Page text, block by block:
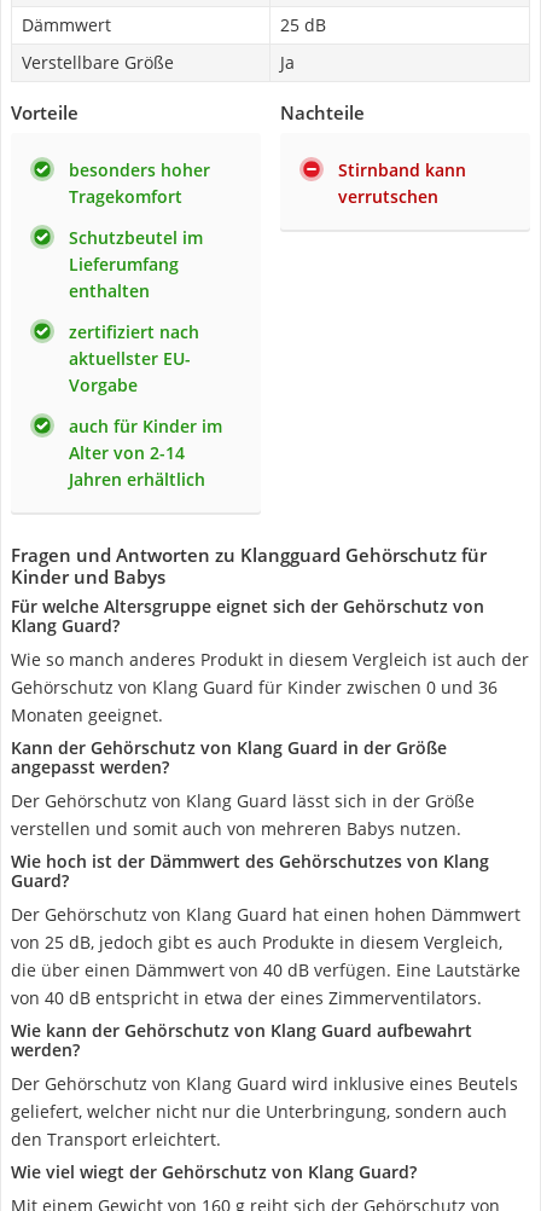
Dämmwert
25 dB
Verstellbare Größe
Ja
Vorteile
besonders hoher
Tragekomfort
Schutzbeutel im
Lieferumfang
enthalten
zertifiziert nach
aktuellster EU-
Vorgabe
auch für Kinder im
Alter von 2-14
Jahren erhältlich
Nachteile
Stirnband kann
verrutschen
Fragen und Antworten zu Klangguard Gehörschutz für
Kinder und Babys
Für welche Altersgruppe eignet sich der Gehörschutz von
Klang Guard?
Wie so manch anderes Produkt in diesem Vergleich ist auch der
Gehörschutz von Klang Guard für Kinder zwischen 0 und 36
Monaten geeignet.
Kann der Gehörschutz von Klang Guard in der Größe
angepasst werden?
Der Gehörschutz von Klang Guard lässt sich in der Größe
verstellen und somit auch von mehreren Babys nutzen.
Wie hoch ist der Dämmwert des Gehörschutzes von Klang
Guard?
Der Gehörschutz von Klang Guard hat einen hohen Dämmwert
von 25 dB, jedoch gibt es auch Produkte in diesem Vergleich,
die über einen Dämmwert von 40 dB verfügen. Eine Lautstärke
von 40 dB entspricht in etwa der eines Zimmerventilators.
Wie kann der Gehörschutz von Klang Guard aufbewahrt
werden?
Der Gehörschutz von Klang Guard wird inklusive eines Beutels
geliefert, welcher nicht nur die Unterbringung, sondern auch
den Transport erleichtert.
Wie viel wiegt der Gehörschutz von Klang Guard?
Mit einem Gewicht von 160 g reiht sich der Gehörschutz von